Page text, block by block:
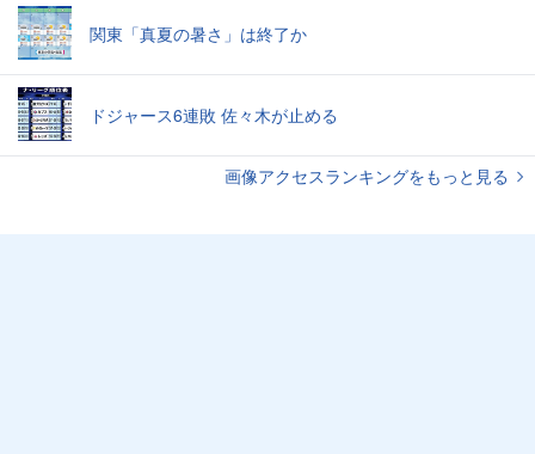
関東「真夏の暑さ」は終了か
ドジャース6連敗 佐々木が止める
画像アクセスランキングをもっと見る